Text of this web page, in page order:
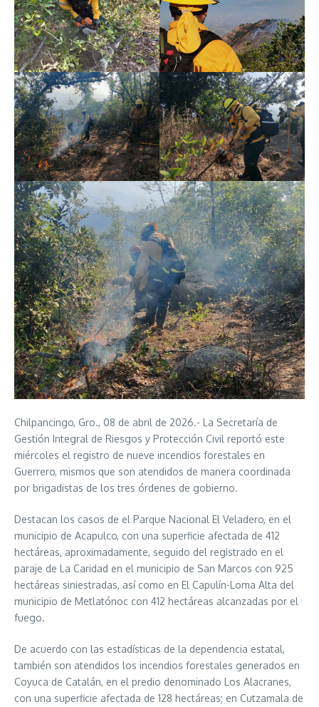
Chilpancingo, Gro., 08 de abril de 2026.- La Secretaría de
Gestión Integral de Riesgos y Protección Civil reportó este
miércoles el registro de nueve incendios forestales en
Guerrero, mismos que son atendidos de manera coordinada
por brigadistas de los tres órdenes de gobierno.
Destacan los casos de el Parque Nacional El Veladero, en el
municipio de Acapulco, con una superficie afectada de 412
hectáreas, aproximadamente, seguido del registrado en el
paraje de La Caridad en el municipio de San Marcos con 925
hectáreas siniestradas, así como en El Capulín-Loma Alta del
municipio de Metlatónoc con 412 hectáreas alcanzadas por el
fuego.
De acuerdo con las estadísticas de la dependencia estatal,
también son atendidos los incendios forestales generados en
Coyuca de Catalán, en el predio denominado Los Alacranes,
con una superficie afectada de 128 hectáreas; en Cutzamala de